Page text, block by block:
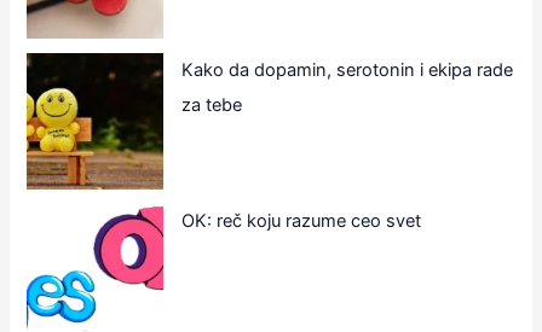
Kako da dopamin, serotonin i ekipa rade
za tebe
OK: reč koju razume ceo svet